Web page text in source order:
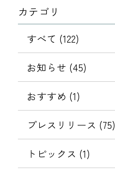
2
月
5
月
１
５
日
木
に
鉄
レ
カテゴリ
すべて (122)
お知らせ (45)
おすすめ (1)
プレスリリース (75)
トピックス (1)